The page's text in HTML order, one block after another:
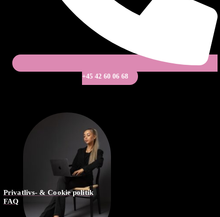
+45 42 60 06 68
Privatlivs- & Cookie politik
FAQ